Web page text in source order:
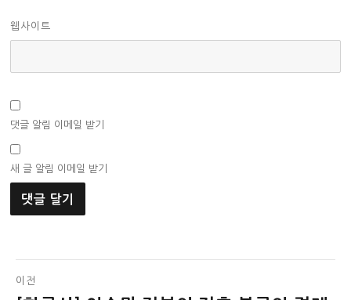
웹사이트
댓글 알림 이메일 받기
새 글 알림 이메일 받기
글
이전